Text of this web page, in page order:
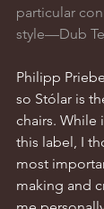
particular
style—Dub
Philipp
so Stólar is
chairs. While
this label, I
most
making and